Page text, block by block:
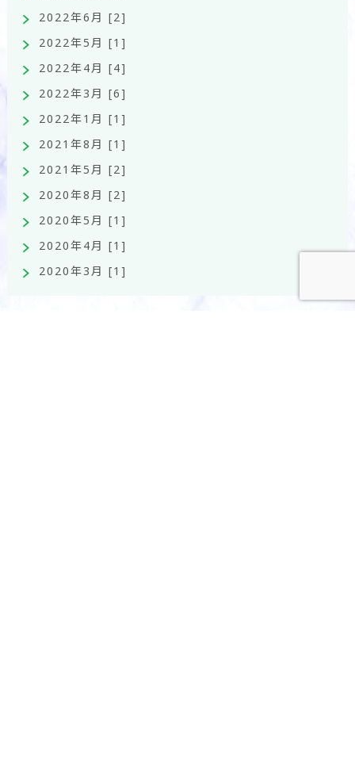
2022年6月 [2]
2022年5月 [1]
2022年4月 [4]
2022年3月 [6]
2022年1月 [1]
2021年8月 [1]
2021年5月 [2]
2020年8月 [2]
2020年5月 [1]
2020年4月 [1]
2020年3月 [1]